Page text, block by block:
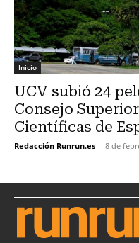
Inicio
UCV subió 24
Consejo
Científicas de
Redacción Runrun.es - 8 de